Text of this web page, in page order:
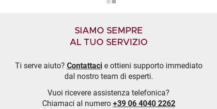
SIAMO SEMPRE
AL TUO SERVIZIO
Ti serve aiuto? Contattacie ottieni supporto immediato
dal nostro team di esperti.
Vuoi ricevere assistenza telefonica?
Chiamaci al numero +39 06 4040 2262